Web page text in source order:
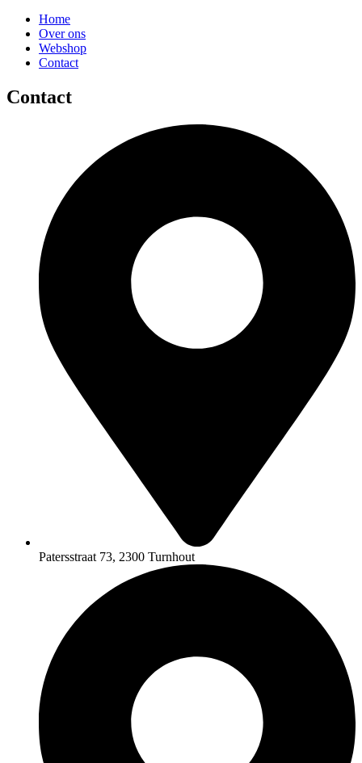
Home
Over ons
Webshop
Contact
Contact
Patersstraat 73, 2300 Turnhout